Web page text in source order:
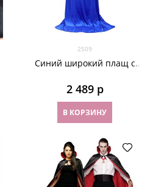
2509
Синий широкий плащ с
2 489 р
В КОРЗИНУ